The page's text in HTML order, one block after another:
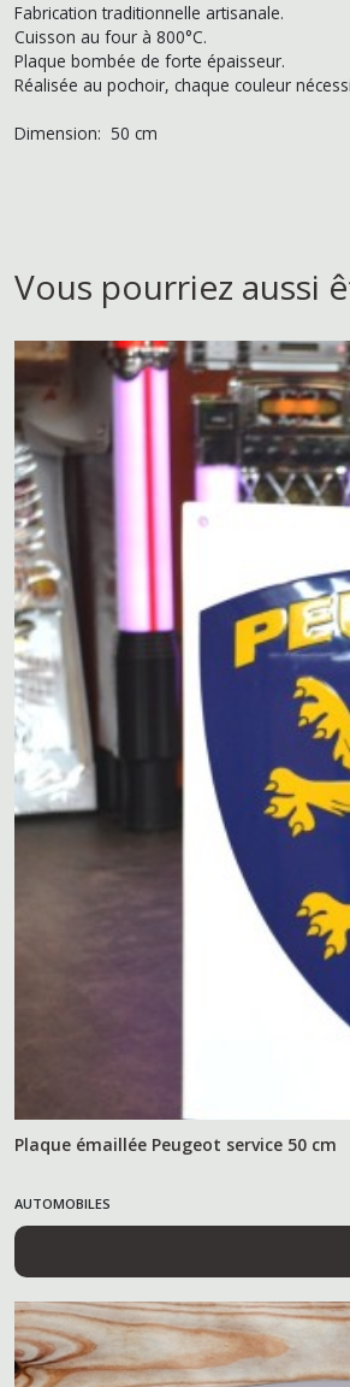
Fabrication traditionnelle artisanale.
Cuisson au four à 800°C.
Plaque bombée de forte épaisseur.
Réalisée au pochoir, chaque couleur
Dimension: 50 cm
Vous pourriez aussi
Plaque émaillée Peugeot service 50 cm
AUTOMOBILES